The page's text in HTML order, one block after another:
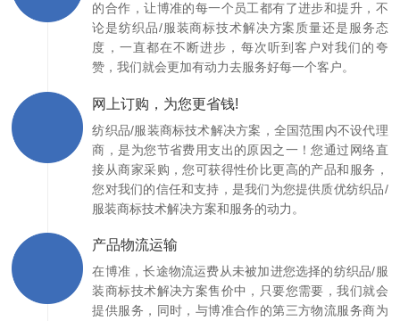
的合作，让博准的每一个员工都有了进步和提升，不
论是纺织品/服装商标技术解决方案质量还是服务态
度，一直都在不断进步，每次听到客户对我们的夸
赞，我们就会更加有动力去服务好每一个客户。
网上订购，为您更省钱!
纺织品/服装商标技术解决方案，全国范围内不设代理
商，是为您节省费用支出的原因之一！您通过网络直
接从商家采购，您可获得性价比更高的产品和服务，
您对我们的信任和支持，是我们为您提供质优纺织品/
服装商标技术解决方案和服务的动力。
产品物流运输
在博准，长途物流运费从未被加进您选择的纺织品/服
装商标技术解决方案售价中，只要您需要，我们就会
提供服务，同时，与博准合作的第三方物流服务商为